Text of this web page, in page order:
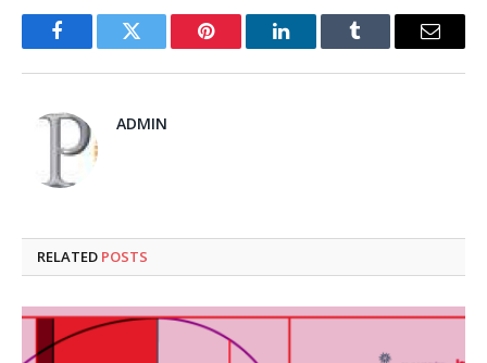
FacebookTwitter Pinterest LinkedInTumblr Email
ADMIN
RELATED POSTS